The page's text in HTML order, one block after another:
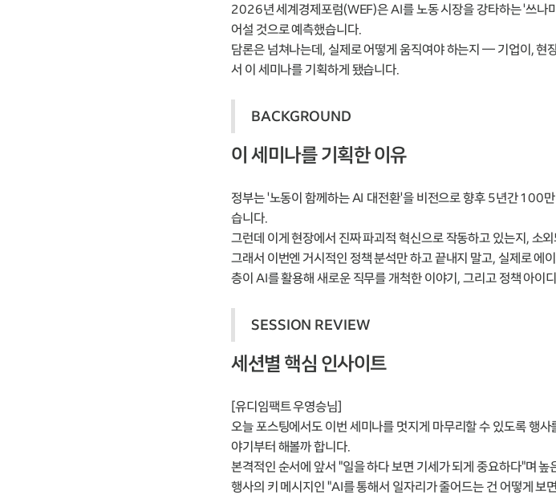
2026년 세계경제포럼(WEF)은 AI를 노동 시장을 강타하는 '쓰
어설 것으로 예측했습니다.
담론은 넘쳐나는데, 실제로 어떻게 움직여야 하는지 — 기업이,
서 이 세미나를 기획하게 됐습니다.
BACKGROUND
이 세미나를 기획한 이유
정부는 '노동이 함께하는 AI 대전환'을 비전으로 향후 5년간 100
습니다.
그런데 이게 현장에서 진짜 파괴적 혁신으로 작동하고 있는지, 소
그래서 이번엔 거시적인 정책 분석만 하고 끝내지 말고, 실제로 에
층이 AI를 활용해 새로운 직무를 개척한 이야기, 그리고 정책 아이
SESSION REVIEW
세션별 핵심 인사이트
[유디임팩트 우영승님]
오늘 포스팅에서도 이번 세미나를 멋지게 마무리할 수 있도록 행
야기부터 해볼까 합니다.
본격적인 순서에 앞서 "일을 하다 보면 기세가 되게 중요하다"며
행사의 키 메시지인 "AI를 통해서 일자리가 줄어드는 건 어떻게 보